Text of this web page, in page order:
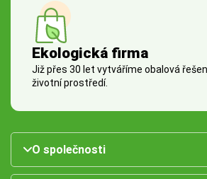
Ekologická firma
Již přes 30 let vytváříme obalová
životní prostředí.
O společnosti